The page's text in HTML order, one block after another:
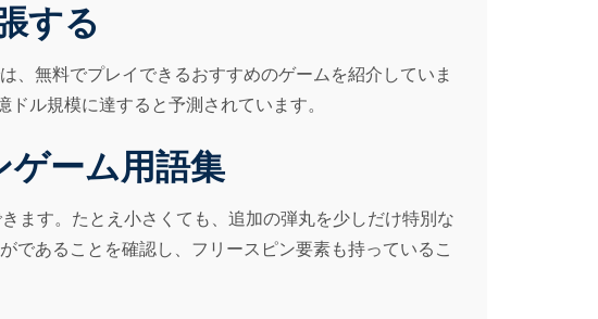
する
、無料でプレイできるおすすめのゲームを紹介していま
ル規模に達すると予測されています。
ーム用語集
ます。たとえ小さくても、追加の弾丸を少しだけ特別な
であることを確認し、フリースピン要素も持っているこ